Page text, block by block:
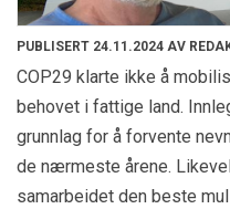
PUBLISERT 24.11.2024 AV
COP29 klarte ikke å
behovet i fattige land.
grunnlag for å forvente
de nærmeste årene.
samarbeidet den beste